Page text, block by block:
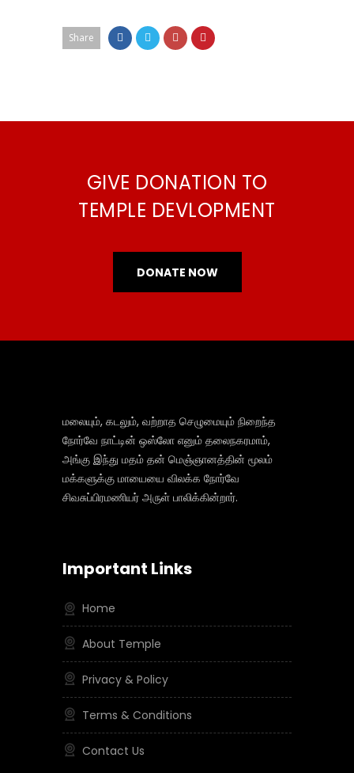
Share
GIVE DONATION TO
TEMPLE DEVLOPMENT
DONATE NOW
மலையும், கடலும், வற்றாத செழுமையும் நிறைந்த
நோர்வே நாட்டின் ஒஸ்லோ எனும் தலைநகரமாம்,
அங்கு இந்து மதம் தன் மெஞ்ஞானத்தின் மூலம்
மக்களுக்கு மாயையை விலக்க நோர்வே
சிவசுப்பிரமணியர் அருள் பாலிக்கின்றார்.
Important Links
Home
About Temple
Privacy & Policy
Terms & Conditions
Contact Us